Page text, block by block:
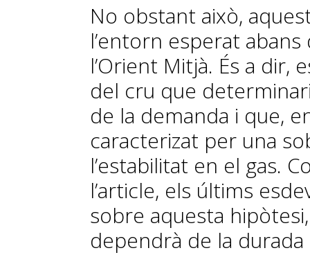
No obstant això,
l’entorn esperat abans
l’Orient Mitjà. És a dir,
del cru que
de la demanda i que,
caracterizat per una
l’estabilitat en el gas.
l’article, els últims
sobre aquesta
dependrà de la durada